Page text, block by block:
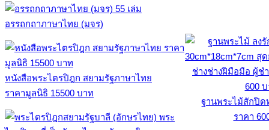
อรรถกถาภาษาไทย (มจร)
หนังสือพระไตรปิฎก สยามรัฐภาษาไทย
ราคามูลนิธิ 15500 บาท
ฐานพระไม้สักปิด
ราคา